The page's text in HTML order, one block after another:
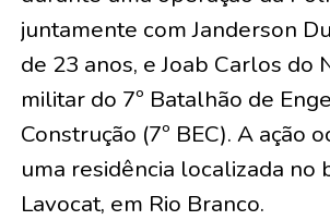
juntamente com Janderson
de 23 anos, e Joab Carlos do
militar do 7º Batalhão de
Construção (7º BEC). A ação
uma residência localizada no
Lavocat, em Rio Branco.